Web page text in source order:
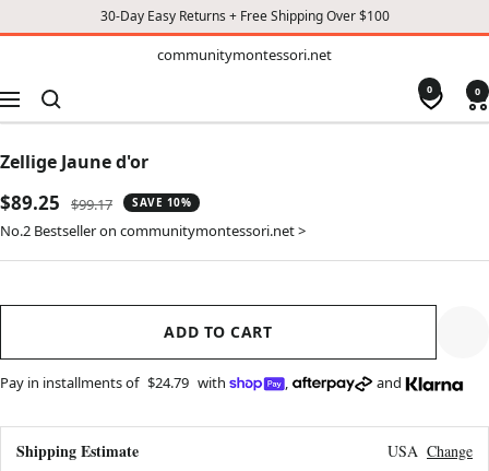
30-Day Easy Returns + Free Shipping Over $100
communitymontessori.net
Navigation
0 0
Zellige Jaune d'or
Sale
price
$89.25
Regular
price
$99.17 SAVE 10%
No.2 Bestseller on communitymontessori.net >
ADD TO CART
Pay in installments of $24.79 with , and
Shipping Estimate USA Change